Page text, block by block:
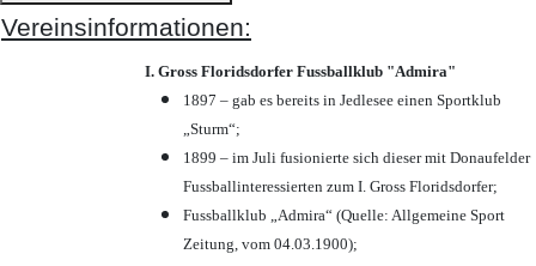
Vereinsinformationen:
I. Gross Floridsdorfer Fussballklub "Admira"
1897 – gab es bereits in Jedlesee einen Sportklub
„Sturm“;
1899 – im Juli fusionierte sich dieser mit Donaufelder
Fussballinteressierten zum I. Gross Floridsdorfer;
Fussballklub „Admira“ (Quelle: Allgemeine Sport
Zeitung, vom 04.03.1900);